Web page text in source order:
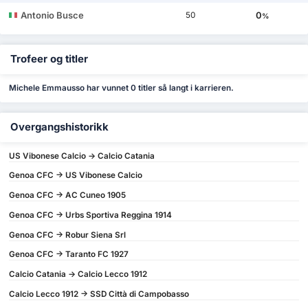
Antonio Busce 50 0%
Trofeer og titler
Michele Emmausso har vunnet 0 titler så langt i karrieren.
Overgangshistorikk
US Vibonese Calcio -> Calcio Catania
Genoa CFC -> US Vibonese Calcio
Genoa CFC -> AC Cuneo 1905
Genoa CFC -> Urbs Sportiva Reggina 1914
Genoa CFC -> Robur Siena Srl
Genoa CFC -> Taranto FC 1927
Calcio Catania -> Calcio Lecco 1912
Calcio Lecco 1912 -> SSD Città di Campobasso